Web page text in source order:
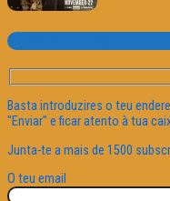
Subscrever o site
Basta introduzires o teu
"Enviar" e ficar atento à tua
Junta-te a mais de 1500
O teu email